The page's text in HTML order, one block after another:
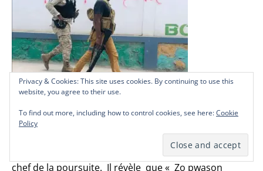
Privacy & Cookies: This site uses cookies. By continuing to use this
website, you agree to their use.
To find out more, including how to control cookies, see here:Cookie
Policy
Dans une entrevue accordée à Radio Flamax
le vendredi 3 juin, le commissaire Muscadin a
assumé avoir tué « Zo pwason ». Ils doivent savoir
qu’ils ne sont pas les seuls à pouvoir tuer, a martelé le
chef de la poursuite. Il révèle que « Zo pwason
Privacy & Cookies: This site uses cookies. By continuing to use this
website, you agree to their use.
To find out more, including how to control cookies, see here:Cookie
Policy
Privacy & Cookies: This site uses cookies. By continuing to use this
website, you agree to their use.
To find out more, including how to control cookies, see here:Cookie
Policy